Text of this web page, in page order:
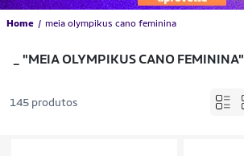
Home meia olympikus cano feminina
"MEIA OLYMPIKUS CANO FEMININA"
145 produtos